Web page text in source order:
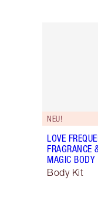
NEU!
LOVE
FRAGRANCE
MAGIC BODY
Body Kit